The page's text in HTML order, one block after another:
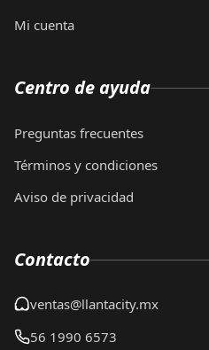
Mi cuenta
Centro de ayuda
Preguntas frecuentes
Términos y condiciones
Aviso de privacidad
Contacto
ventas@llantacity.mx
56 1990 6573